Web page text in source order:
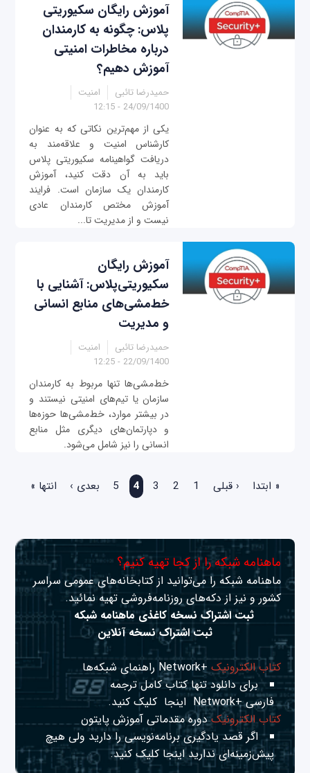
آموزش رایگان سکیوریتی
پلاس: چگونه به کارمندان
درباره مخاطرات امنیتی
آموزش دهیم؟
حمیدرضا تائبی
امنیت
24/09/1400 - 12:15
یکی از مهم‌ترین نکاتی که به عنوان
کارشناس امنیت و علاقه‌مند به
دریافت گواهینامه سکیوریتی پلاس
باید به آن دقت کنید، آموزش
کارمندان یک سازمان است. فرایند
آموزش مختص کارمندان عادی
نیست و از مدیریت تا...
آموزش رایگان
سکیوریتی‌پلاس: آشنایی با
خط‌مشی‌های منابع انسانی
و مدیریت
حمیدرضا تائبی
امنیت
22/09/1400 - 12:25
خط‌مشی‌ها تنها مربوط به کارمندان
سازمان یا تیم‌های امنیتی نیستند و
در بیشتر موارد، خط‌مشی‌ها حوزه‌ها
و دپارتمان‌های دیگری مثل منابع
انسانی را نیز شامل می‌شود.
« ابتدا ‹ قبلی 1
2
3
4
5 بعدی › انتها »
ماهنامه شبکه را از کجا تهیه کنیم؟
ماهنامه شبکه را می‌توانید از کتابخانه‌های عمومی سراسر
کشور و نیز از دکه‌های روزنامه‌فروشی تهیه نمائید.
ثبت اشتراک نسخه کاغذی ماهنامه شبکه
ثبت اشتراک نسخه آنلاین
کتاب الکترونیک+Network راهنمای شبکه‌ها
برای دانلود تنها کتاب کامل ترجمه
فارسی +Network
اینجا کلیک کنید.
کتاب الکترونیکدوره مقدماتی آموزش پایتون
اگر قصد یادگیری برنامه‌نویسی را دارید ولی هیچ
پیش‌زمینه‌ای نداریداینجا کلیک کنید.